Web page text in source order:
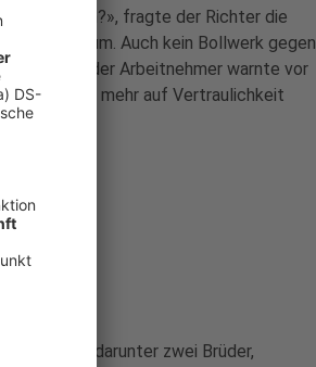
kann?», fragte der Richter die
Raum. Auch kein Bollwerk gegen
Anwalt der Arbeitnehmer warnte vor
könne mehr auf Vertraulichkeit
er.
darunter zwei Brüder,